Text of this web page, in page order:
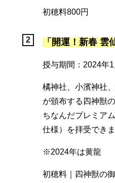
初穂料800円
「開運！新春 雲
授与期間：2024年
橘神社、小濱神社
が頒布する四神獣
ちなんだプレミア
仕様）を拝受できま
※2024年は黄龍
初穂料｜四神獣の